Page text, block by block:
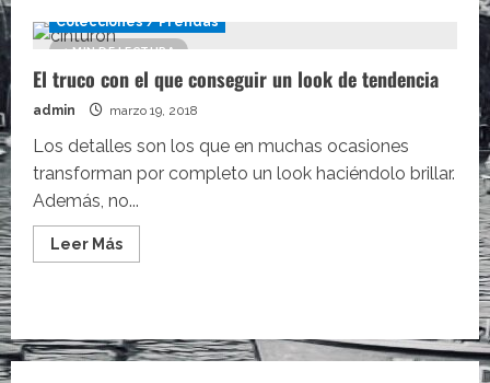
1 MIN DE LECTURA
Colecciones / Prendas
El truco con el que conseguir un look de tendencia
admin marzo 19, 2018
Los detalles son los que en muchas ocasiones
transforman por completo un look haciéndolo brillar.
Además, no...
Leer MásLeer
más
el
que